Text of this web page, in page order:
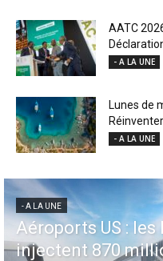
AATC
Déclaration
- A LA UNE
Lunes de
- A LA UNE
- A LA UNE
Météo
prévision à